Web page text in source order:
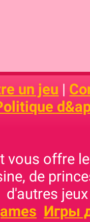
un jeu |
vous offre
de
d'autres
Игры